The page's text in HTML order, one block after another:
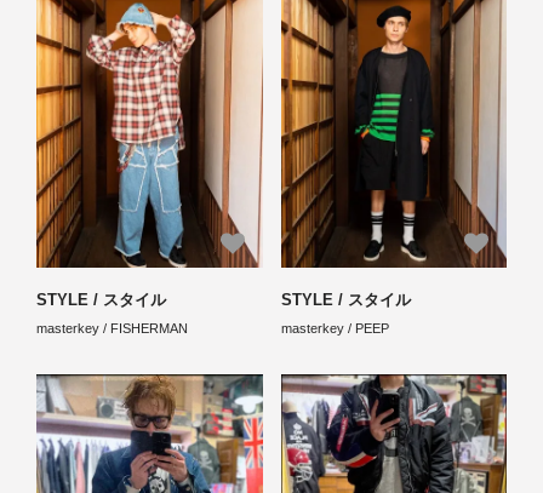
STYLE / スタイル
masterkey / FISHERMAN
STYLE / スタイル
masterkey / PEEP